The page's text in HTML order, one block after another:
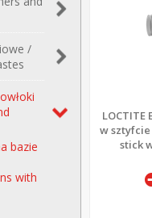
LOCTITE
w
stick
/
bazie
with